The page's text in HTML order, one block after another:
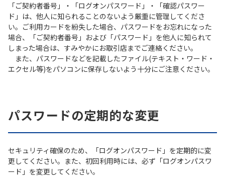
「ご契約者番号」・「ログオンパスワード」・「確認パスワー
ド」は、他人に知られることのないよう厳重に管理してくださ
い。ご利用カードを紛失した場合、パスワードをお忘れになった
場合、「ご契約者番号」および「パスワード」を他人に知られて
しまった場合は、すみやかにお取引店までご連絡ください。
また、パスワードなどを記載したファイル(テキスト・ワード・
エクセル等)をパソコンに保存しないよう十分にご注意ください。
パスワードの定期的な変更
セキュリティ確保のため、「ログオンパスワード」を定期的に変
更してください。また、初回利用時には、必ず「ログオンパスワ
ード」を変更してください。